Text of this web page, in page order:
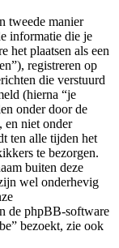
tweede manier
informatie die je
het plaatsen als een
registreren op
die verstuurd
(hierna “je
onder door de
en niet onder
ten alle tijden het
te bezorgen.
buiten deze
wel onderhevig
de phpBB-software
bezoekt, zie ook